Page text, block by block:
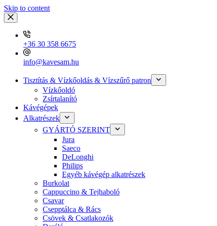
Skip to content
+36 30 358 6675
info@kavesam.hu
Tisztítás & Vízkőoldás & Vízszűrő patron
Vízkőoldó
Zsírtalanító
Kávégépek
Alkatrészek
GYÁRTÓ SZERINT
Jura
Saeco
DeLonghi
Philips
Egyéb kávégép alkatrészek
Burkolat
Cappuccino & Tejhaboló
Csavar
Csepptálca & Rács
Csövek & Csatlakozók